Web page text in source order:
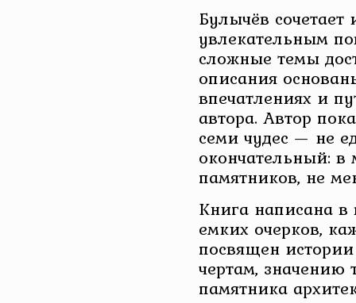
Булычёв сочетает
увлекательным
сложные темы
описания
впечатлениях и
автора. Автор
семи чудес — не
окончательный: в
памятников, не
Книга написана
емких очерков,
посвящен
чертам, значению
памятника